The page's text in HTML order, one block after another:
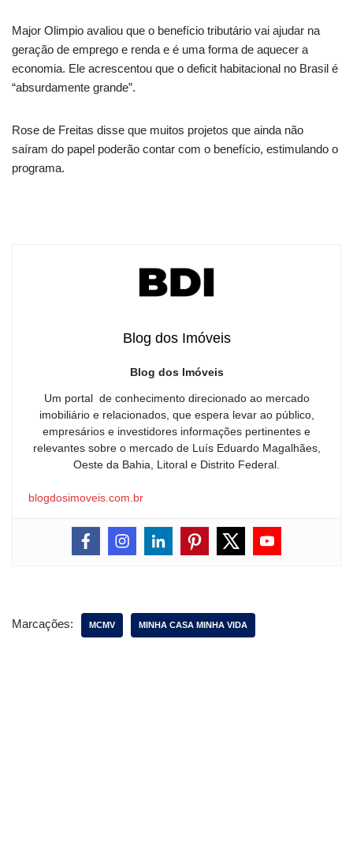
Major Olimpio avaliou que o benefício tributário vai ajudar na
geração de emprego e renda e é uma forma de aquecer a
economia. Ele acrescentou que o deficit habitacional no Brasil é
“absurdamente grande”.
Rose de Freitas disse que muitos projetos que ainda não
saíram do papel poderão contar com o benefício, estimulando o
programa.
Blog dos Imóveis
Blog dos Imóveis
Um portal de conhecimento direcionado ao mercado
imobiliário e relacionados, que espera levar ao público,
empresários e investidores informações pertinentes e
relevantes sobre o mercado de Luís Eduardo Magalhães,
Oeste da Bahia, Litoral e Distrito Federal.
blogdosimoveis.com.br
Marcações: MCMV MINHA CASA MINHA VIDA